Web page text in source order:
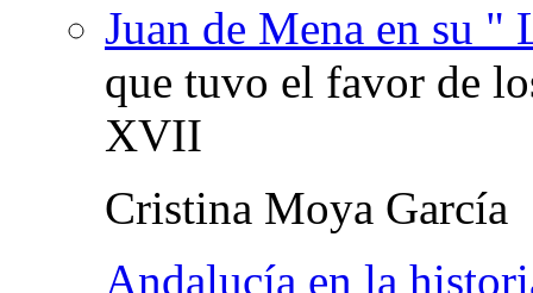
Juan de Mena en su "
que tuvo el favor de
XVII
Cristina Moya García
Andalucía en la